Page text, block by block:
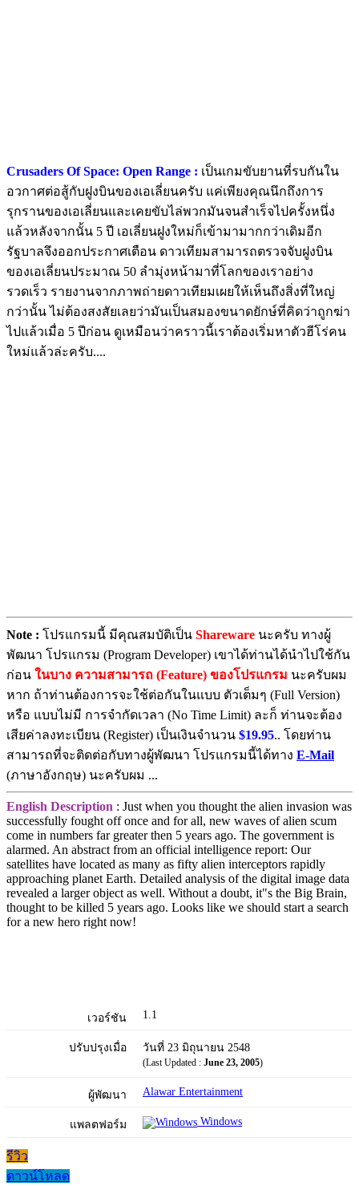
Crusaders Of Space: Open Range : เป็นเกมขับยานที่รบกันใน
อวกาศต่อสู้กับฝูงบินของเอเลี่ยนครับ แค่เพียงคุณนึกถึงการ
รุกรานของเอเลี่ยนและเคยขับไล่พวกมันจนสำเร็จไปครั้งหนึ่ง
แล้วหลังจากนั้น 5 ปี เอเลี่ยนฝูงใหม่ก็เข้ามามากกว่าเดิมอีก
รัฐบาลจึงออกประกาศเตือน ดาวเทียมสามารถตรวจจับฝูงบิน
ของเอเลี่ยนประมาณ 50 ลำมุ่งหน้ามาที่โลกของเราอย่าง
รวดเร็ว รายงานจากภาพถ่ายดาวเทียมเผยให้เห็นถึงสิ่งที่ใหญ่
กว่านั้น ไม่ต้องสงสัยเลยว่ามันเป็นสมองขนาดยักษ์ที่คิดว่าถูกฆ่า
ไปแล้วเมื่อ 5 ปีก่อน ดูเหมือนว่าคราวนี้เราต้องเริ่มหาตัวฮีโร่คน
ใหม่แล้วล่ะครับ....
Note : โปรแกรมนี้ มีคุณสมบัติเป็น Shareware นะครับ ทางผู้
พัฒนา โปรแกรม (Program Developer) เขาได้ท่านได้นำไปใช้กัน
ก่อน ในบาง ความสามารถ (Feature) ของโปรแกรม นะครับผม
หาก ถ้าท่านต้องการจะใช้ต่อกันในแบบ ตัวเต็มๆ (Full Version)
หรือ แบบไม่มี การจำกัดเวลา (No Time Limit) ละก็ ท่านจะต้อง
เสียค่าลงทะเบียน (Register) เป็นเงินจำนวน $19.95.. โดยท่าน
สามารถที่จะติดต่อกับทางผู้พัฒนา โปรแกรมนี้ได้ทาง E-Mail
(ภาษาอังกฤษ) นะครับผม ...
English Description : Just when you thought the alien invasion was
successfully fought off once and for all, new waves of alien scum
come in numbers far greater then 5 years ago. The government is
alarmed. An abstract from an official intelligence report: Our
satellites have located as many as fifty alien interceptors rapidly
approaching planet Earth. Detailed analysis of the digital image data
revealed a larger object as well. Without a doubt, it"s the Big Brain,
thought to be killed 5 years ago. Looks like we should start a search
for a new hero right now!
เวอร์ชัน 1.1
ปรับปรุงเมื่อ วันที่ 23 มิถุนายน 2548
(Last Updated : June 23, 2005)
ผู้พัฒนา Alawar Entertainment
แพลตฟอร์ม Windows
รีวิว
ดาวน์โหลด